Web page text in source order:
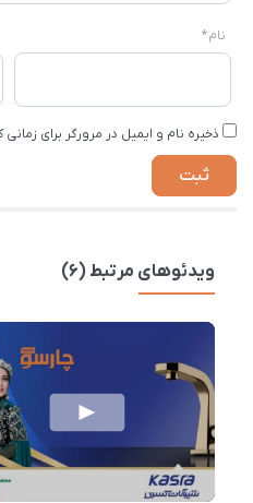
نام*
ذخیره نام و ایمیل در مرورگر برای
ویدئوهای مرتبط (6)